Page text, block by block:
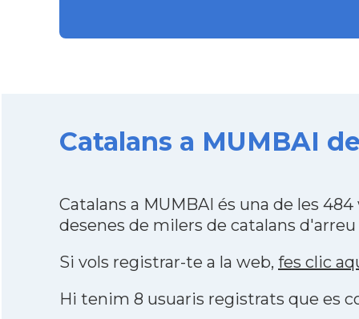
Catalans a MUMBAI
Catalans a MUMBAI és una de les
desenes de milers de catalans
Si vols registrar-te a la web, fes clic
Hi tenim 8 usuaris registrats que es